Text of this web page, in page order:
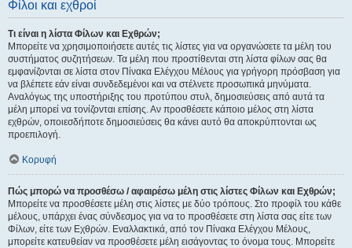
Φίλοι και εχθροί
Τι είναι η λίστα Φίλων και Εχθρών;
Μπορείτε να χρησιμοποιήσετε αυτές τις λίστες για να οργανώσετε τα μέλη του
συστήματος συζητήσεων. Τα μέλη που προστίθενται στη λίστα φίλων σας θα
εμφανίζονται σε λίστα στον Πίνακα Ελέγχου Μέλους για γρήγορη πρόσβαση για
να βλέπετε εάν είναι συνδεδεμένοι και να στέλνετε προσωπικά μηνύματα.
Αναλόγως της υποστήριξης του προτύπου στυλ, δημοσιεύσεις από αυτά τα
μέλη μπορεί να τονίζονται επίσης. Αν προσθέσετε κάποιο μέλος στη λίστα
εχθρών, οποιεσδήποτε δημοσιεύσεις θα κάνει αυτό θα αποκρύπτονται ως
προεπιλογή.
Κορυφή
Πώς μπορώ να προσθέσω / αφαιρέσω μέλη στις λίστες Φίλων και Εχθρών;
Μπορείτε να προσθέσετε μέλη στις λίστες με δύο τρόπους. Στο προφίλ του κάθε
μέλους, υπάρχει ένας σύνδεσμος για να το προσθέσετε στη λίστα σας είτε των
Φίλων, είτε των Εχθρών. Εναλλακτικά, από τον Πίνακα Ελέγχου Μέλους,
μπορείτε κατευθείαν να προσθέσετε μέλη εισάγοντας το όνομα τους. Μπορείτε